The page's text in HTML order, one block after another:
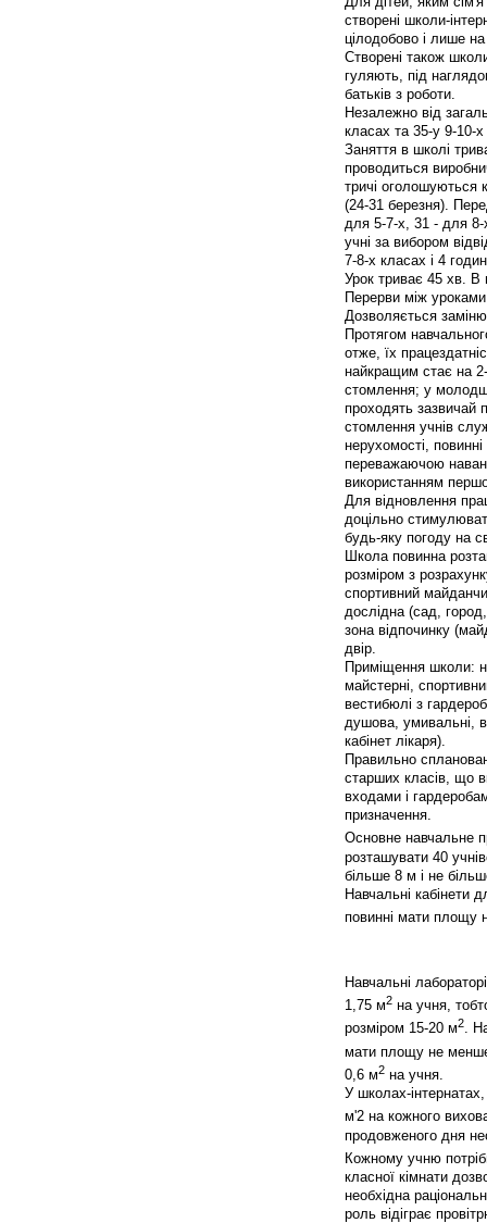
створені школи-
цілодобово і лише на
Створені також
гуляють, під
батьків з роботи.
Незалежно від
класах та 35-у 9-10-
Заняття в школі
проводиться
тричі оголошуються
(24-31 березня).
для 5-7-х, 31 - для 8-
учні за вибором
7-8-х класах і 4
Урок триває 45 хв. В
Перерви між
Дозволяється
Протягом
отже, їх
найкращим стає на
стомлення; у
проходять зазвичай
стомлення учнів
нерухомості,
переважаючою
використанням
Для відновлення
доцільно
будь-яку погоду на
Школа повинна
розміром з
спортивний
дослідна (сад,
зона відпочинку
двір.
Приміщення школи:
майстерні,
вестибюлі з
душова, умивальні,
кабінет лікаря).
Правильно
старших класів, що
входами і
призначення.
Основне навчальне
розташувати 40
більше 8 м і не
Навчальні кабінети
повинні мати площу
Навчальні
1,75 м2 на учня,
розміром 15-20 м2.
мати площу не
0,6 м2 на учня.
У школах-
м'2 на кожного
продовженого дня
Кожному учню
класної кімнати
необхідна
роль відіграє